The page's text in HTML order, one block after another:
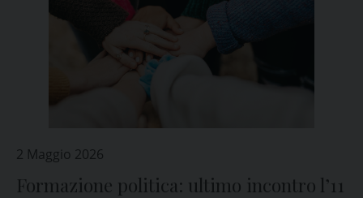
2 Maggio 2026
Formazione politica: ultimo incontro l’11